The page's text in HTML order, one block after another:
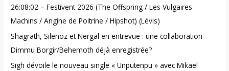
r
:
26:08:02 – Festivent 2026 (The Offspring / Les Vulgaires
Machins / Angine de Poitrine / Hipshot) (Lévis)
Shagrath, Silenoz et Nergal en entrevue : une collaboration
Dimmu Borgir/Behemoth déjà enregistrée?
Sigh dévoile le nouveau single « Unputenpu » avec Mikael